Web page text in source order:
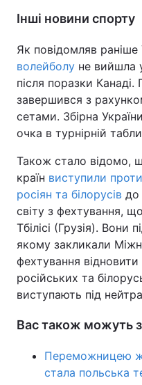
Інші новини спорту
Як повідомляв раніше
волейболу не вийшла
після поразки Канаді.
завершився з
сетами. Збірна
очка в турнірній
Також стало відомо,
країн виступили
росіян та білорусів до
світу з фехтування,
Тбілісі (Грузія). Вони
якому закликали
фехтування
російських та
виступають під
Вас також можуть
Переможницею
стала польська